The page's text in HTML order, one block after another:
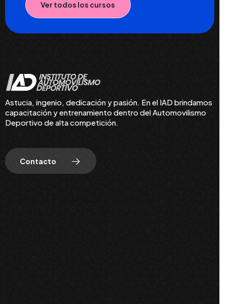
Ver todos los cursos
Astucia, ingenio, dedicación y pasión. En el IAD brindamos
capacitación y entrenamiento dentro del Automovilismo
Deportivo de alta competición.
Contacto